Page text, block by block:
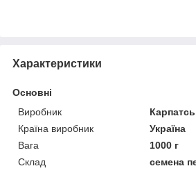
Характеристики
Основні
Виробник
Країна виробник
Україна
Вага
1000 г
Склад
семена